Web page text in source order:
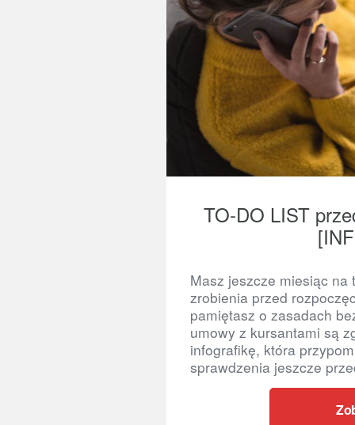
TO-DO LIST
Masz jeszcze miesiąc
zrobienia przed
pamiętasz o zasadach
umowy z kursantami są
infografikę, która
sprawdzenia jeszcze